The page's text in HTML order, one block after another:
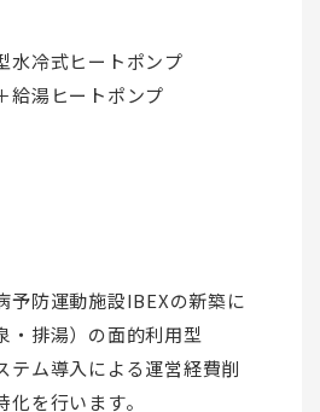
冷式ヒートポンプ
給湯ヒートポンプ
予防運動施設IBEXの新築に
・排湯）の面的利用型
テム導入による運営経費削
を行います。